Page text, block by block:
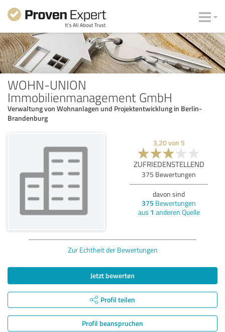
WOHN-UNION
Immobilienmanagement GmbH
Verwaltung von Wohnanlagen und Projektentwicklung in Berlin-
Brandenburg
3,20von 5
ZUFRIEDENSTELLEND
375 Bewertungen
davon sind
375 Bewertungen
aus 1 anderen Quelle
Zur Echtheit der Bewertungen
Jetzt bewerten
Profil teilen
Profil beanspruchen